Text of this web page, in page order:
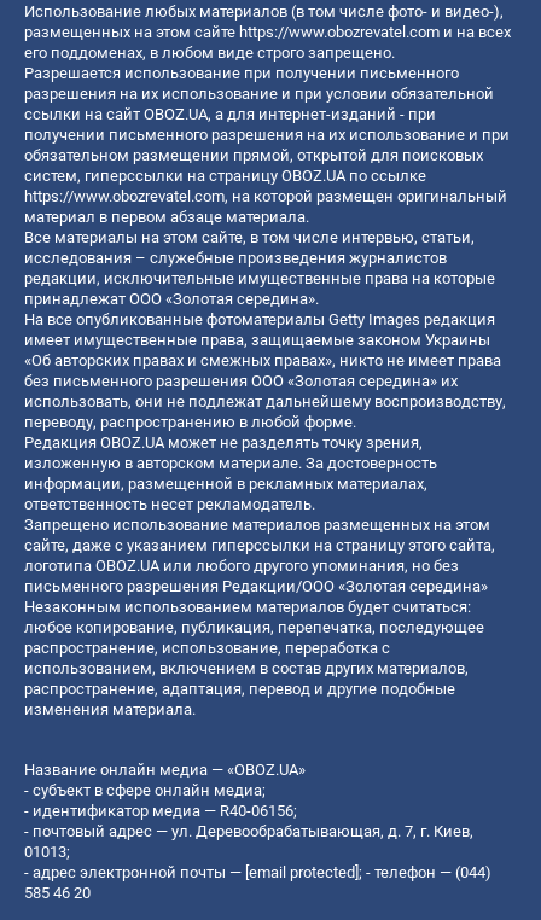
Использование любых материалов (в том числе фото- и видео-),
размещенных на этом сайте https://www.obozrevatel.com и на всех
его поддоменах, в любом виде строго запрещено.
Разрешается использование при получении письменного
разрешения на их использование и при условии обязательной
ссылки на сайт OBOZ.UA, а для интернет-изданий - при
получении письменного разрешения на их использование и при
обязательном размещении прямой, открытой для поисковых
систем, гиперссылки на страницу OBOZ.UA по ссылке
https://www.obozrevatel.com, на которой размещен оригинальный
материал в первом абзаце материала.
Все материалы на этом сайте, в том числе интервью, статьи,
исследования – служебные произведения журналистов
редакции, исключительные имущественные права на которые
принадлежат ООО «Золотая середина».
На все опубликованные фотоматериалы Getty Images редакция
имеет имущественные права, защищаемые законом Украины
«Об авторских правах и смежных правах», никто не имеет права
без письменного разрешения ООО «Золотая середина» их
использовать, они не подлежат дальнейшему воспроизводству,
переводу, распространению в любой форме.
Редакция OBOZ.UA может не разделять точку зрения,
изложенную в авторском материале. За достоверность
информации, размещенной в рекламных материалах,
ответственность несет рекламодатель.
Запрещено использование материалов размещенных на этом
сайте, даже с указанием гиперссылки на страницу этого сайта,
логотипа OBOZ.UA или любого другого упоминания, но без
письменного разрешения Редакции/ООО «Золотая середина»
Незаконным использованием материалов будет считаться:
любое копирование, публикация, перепечатка, последующее
распространение, использование, переработка с
использованием, включением в состав других материалов,
распространение, адаптация, перевод и другие подобные
изменения материала.
Название онлайн медиа — «OBOZ.UA»
- субъект в сфере онлайн медиа;
- идентификатор медиа — R40-06156;
- почтовый адрес — ул. Деревообрабатывающая, д. 7, г. Киев,
01013;
- адрес электронной почты — [email protected]; - телефон — (044)
585 46 20